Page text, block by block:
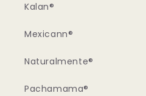
Kalan®
Mexicann®
Naturalmente®
Pachamama®